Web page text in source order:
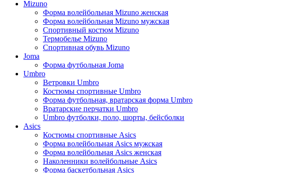
Mizuno
Форма волейбольная Mizuno женская
Форма волейбольная Mizuno мужская
Спортивный костюм Mizuno
Термобелье Mizuno
Спортивная обувь Mizuno
Joma
Форма футбольная Joma
Umbro
Ветровки Umbro
Костюмы спортивные Umbro
Форма футбольная, вратарская форма Umbro
Вратарские перчатки Umbro
Umbro футболки, поло, шорты, бейсболки
Asics
Костюмы спортивные Asics
Форма волейбольная Asics мужская
Форма волейбольная Asics женская
Наколенники волейбольные Asics
Форма баскетбольная Asics